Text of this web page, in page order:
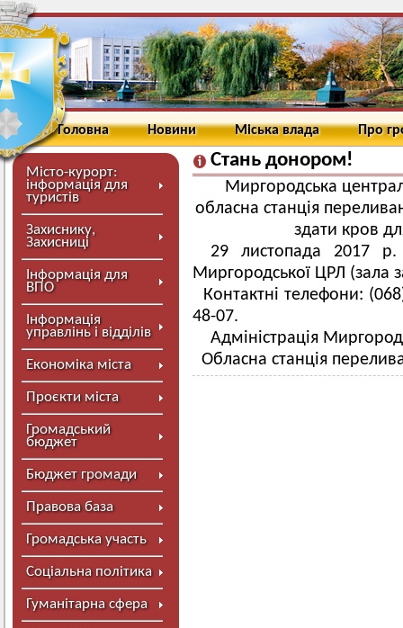
Головна Новини Міська влада Про
Місто-курорт:
інформація для
туристів
Захиснику,
Захисниці
Інформація для
ВПО
Інформація
управлінь і відділів
Економіка міста
Проєкти міста
Громадський
бюджет
Бюджет громади
Правова база
Громадська участь
Соціальна політика
Гуманітарна сфера
Стань донором!
Миргородська
обласна станція
здати кров
29 листопада 2017
Миргородської ЦРЛ (зала
Контактні телефони:
48-07.
Адміністрація
Обласна станція